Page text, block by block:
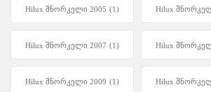
Hilux შნორკელი 2005 (1) Hilux
Hilux შნორკელი 2007 (1) Hilux
Hilux შნორკელი 2009 (1) Hilux